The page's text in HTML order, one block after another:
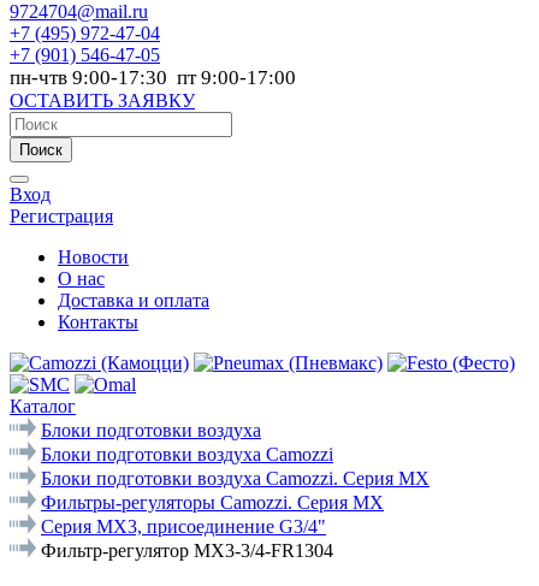
9724704@mail.ru
+7 (495) 972-47-04
+7 (901) 546-47-05
пн-чтв 9:00-17:30 пт 9:00-17:00
ОСТАВИТЬ ЗАЯВКУ
Поиск
Вход
Регистрация
Новости
О нас
Доставка и оплата
Контакты
Каталог
Блоки подготовки воздуха
Блоки подготовки воздуха Camozzi
Блоки подготовки воздуха Camozzi. Серия МX
Фильтры-регуляторы Camozzi. Cерия MX
Серия MX3, присоединение G3/4"
Фильтр-регулятор MX3-3/4-FR1304